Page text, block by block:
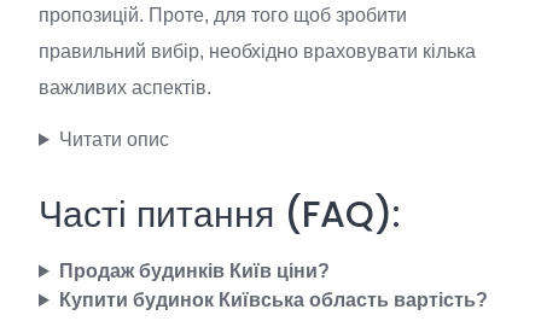
пропозицій. Проте, для того щоб зробити
правильний вибір, необхідно враховувати кілька
важливих аспектів.
Читати опис
Часті питання (FAQ):
Продаж будинків Київ ціни?
Купити будинок Київська область вартість?